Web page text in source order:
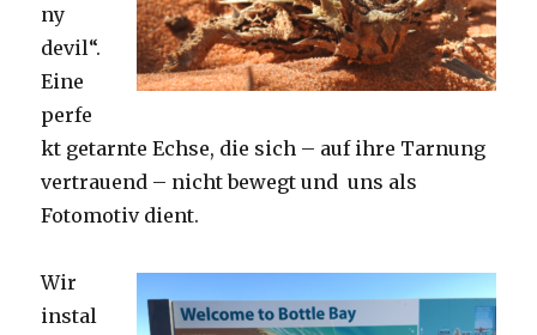
ny
devil“.
Eine
perfe
kt getarnte Echse, die sich – auf ihre Tarnung
vertrauend – nicht bewegt und uns als
Fotomotiv dient.
Wir
instal